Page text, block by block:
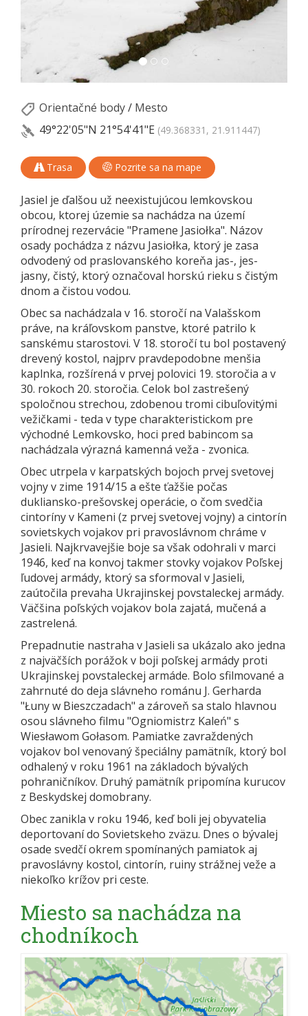
Orientačné body/ Mesto
49°22'05"N 21°54'41"E (49.368331, 21.911447)
Trasa Pozrite sa na mape
Jasiel je ďalšou už neexistujúcou lemkovskou
obcou, ktorej územie sa nachádza na území
prírodnej rezervácie "Pramene Jasiołka". Názov
osady pochádza z názvu Jasiołka, ktorý je zasa
odvodený od praslovanského koreňa jas-, jes-
jasny, čistý, ktorý označoval horskú rieku s čistým
dnom a čistou vodou.
Obec sa nachádzala v 16. storočí na Valašskom
práve, na kráľovskom panstve, ktoré patrilo k
sanskému starostovi. V 18. storočí tu bol postavený
drevený kostol, najprv pravdepodobne menšia
kaplnka, rozšírená v prvej polovici 19. storočia a v
30. rokoch 20. storočia. Celok bol zastrešený
spoločnou strechou, zdobenou tromi cibuľovitými
vežičkami - teda v type charakteristickom pre
východné Lemkovsko, hoci pred babincom sa
nachádzala výrazná kamenná veža - zvonica.
Obec utrpela v karpatských bojoch prvej svetovej
vojny v zime 1914/15 a ešte ťažšie počas
dukliansko-prešovskej operácie, o čom svedčia
cintoríny v Kameni (z prvej svetovej vojny) a cintorín
sovietskych vojakov pri pravoslávnom chráme v
Jasieli. Najkrvavejšie boje sa však odohrali v marci
1946, keď na konvoj takmer stovky vojakov Poľskej
ľudovej armády, ktorý sa sformoval v Jasieli,
zaútočila prevaha Ukrajinskej povstaleckej armády.
Väčšina poľských vojakov bola zajatá, mučená a
zastrelená.
Prepadnutie nastraha v Jasieli sa ukázalo ako jedna
z najväčších porážok v boji poľskej armády proti
Ukrajinskej povstaleckej armáde. Bolo sfilmované a
zahrnuté do deja slávneho románu J. Gerharda
"Łuny w Bieszczadach" a zároveň sa stalo hlavnou
osou slávneho filmu "Ogniomistrz Kaleń" s
Wiesławom Gołasom. Pamiatke zavraždených
vojakov bol venovaný špeciálny pamätník, ktorý bol
odhalený v roku 1961 na základoch bývalých
pohraničníkov. Druhý pamätník pripomína kurucov
z Beskydskej domobrany.
Obec zanikla v roku 1946, keď boli jej obyvatelia
deportovaní do Sovietskeho zväzu. Dnes o bývalej
osade svedčí okrem spomínaných pamiatok aj
pravoslávny kostol, cintorín, ruiny strážnej veže a
niekoľko krížov pri ceste.
Miesto sa nachádza na
chodníkoch